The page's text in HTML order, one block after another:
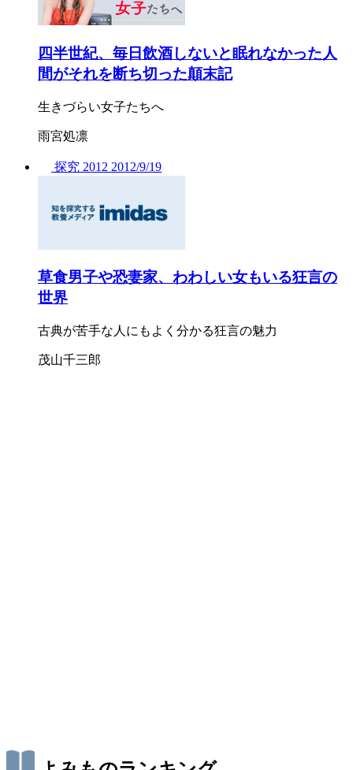
四半世紀、毎日飲酒しないと眠れなかった人
間がそれを断ち切った顛末記
生きづらい女子たちへ
雨宮処凛
探究 2012 2012/9/19
草食男子や恐妻家、わわしい女もいる狂言の
世界
古典が苦手な人にもよく分かる狂言の魅力
茂山千三郎